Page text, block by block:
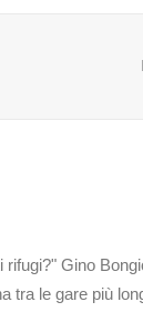
Gino
le gare più